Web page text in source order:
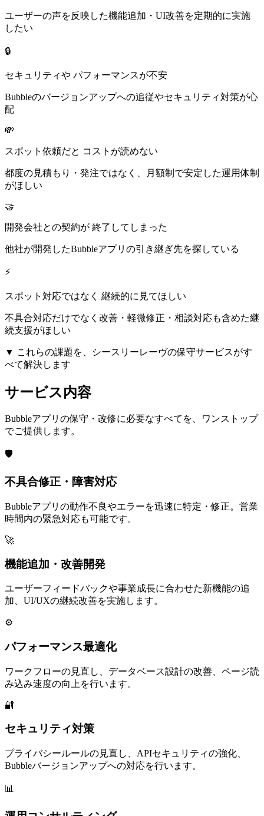
ユーザーの声を反映した機能追加・UI改善を定期的に実施
したい
🔒
セキュリティや パフォーマンスが不安
Bubbleのバージョンアップへの追従やセキュリティ対策が心
配
💸
スポット依頼だと コストが読めない
都度の見積もり・発注ではなく、月額制で安定した運用体制
がほしい
🤝
開発会社との契約が 終了してしまった
他社が開発したBubbleアプリの引き継ぎ先を探している
⚡
スポット対応ではなく 継続的に見てほしい
不具合対応だけでなく改善・軽微修正・相談対応も含めた継
続支援がほしい
▼ これらの課題を、シースリーレーヴの保守サービスがす
べて解決します
サービス内容
Bubbleアプリの保守・改修に必要なすべてを、ワンストップ
でご提供します。
🛡️
不具合修正・障害対応
Bubbleアプリの動作不良やエラーを迅速に特定・修正。営業
時間内の緊急対応も可能です。
🚀
機能追加・改善開発
ユーザーフィードバックや事業成長に合わせた新機能の追
加、UI/UXの継続改善を実施します。
⚙️
パフォーマンス最適化
ワークフローの見直し、データベース設計の改善、ページ読
み込み速度の向上を行います。
🔐
セキュリティ対策
プライバシールールの見直し、APIセキュリティの強化、
Bubbleバージョンアップへの対応を行います。
📊